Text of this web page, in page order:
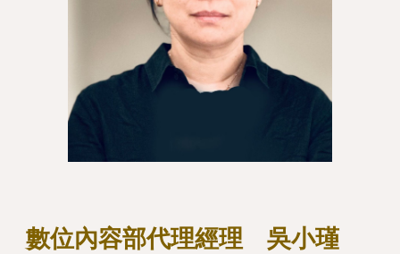
數位內容部代理經理 吳小瑾